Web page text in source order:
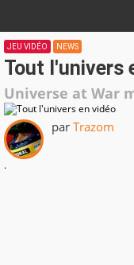
JEU VIDÉO NEWS
Tout l'univers
Universe at War
par Trazom
.